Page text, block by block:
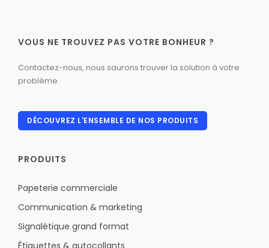
VOUS NE TROUVEZ PAS VOTRE BONHEUR ?
Contactez-nous, nous saurons trouver la solution à votre
problème.
DÉCOUVREZ L'ENSEMBLE DE NOS PRODUITS
PRODUITS
Papeterie commerciale
Communication & marketing
Signalétique grand format
Étiquettes & autocollants